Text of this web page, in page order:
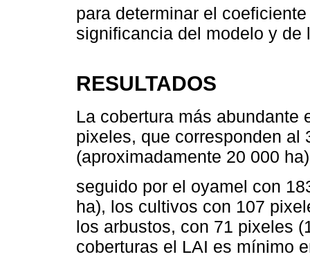
para determinar el
signiﬁcancia del modelo y
RESULTADOS
La cobertura más abundante
pixeles, que corresponden al
(aproximadamente 20 000
seguido por el oyamel con
ha), los cultivos con 107
los arbustos, con 71 pixeles
coberturas el LAI es mínimo